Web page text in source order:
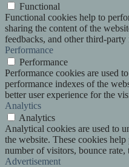
Functional
Functional cookies help to
sharing the content of the
feedbacks, and other third-party
Performance
Performance
Performance cookies are used
performance indexes of the
better user experience for the
Analytics
Analytics
Analytical cookies are used to
the website. These cookies
number of visitors, bounce rate,
Advertisement